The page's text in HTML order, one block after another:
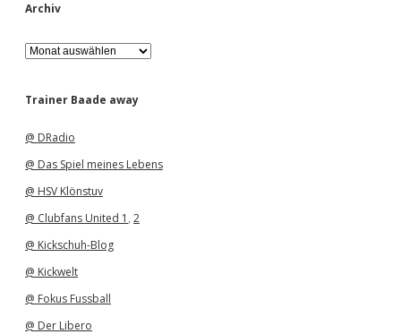
Archiv
A
r
h
Trainer Baade away
@ DRadio
@ Das Spiel meines Lebens
@ HSV Klönstuv
@ Clubfans United 1 , 2
@ Kickschuh-Blog
@ Kickwelt
@ Fokus Fussball
@ Der Libero